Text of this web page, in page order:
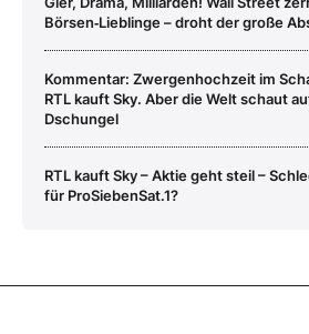
Börsen‑Lieblinge – droht der große
Kommentar: Zwergenhochzeit im
RTL kauft Sky. Aber die Welt schaut
Dschungel
RTL kauft Sky – Aktie geht steil –
für ProSiebenSat.1?